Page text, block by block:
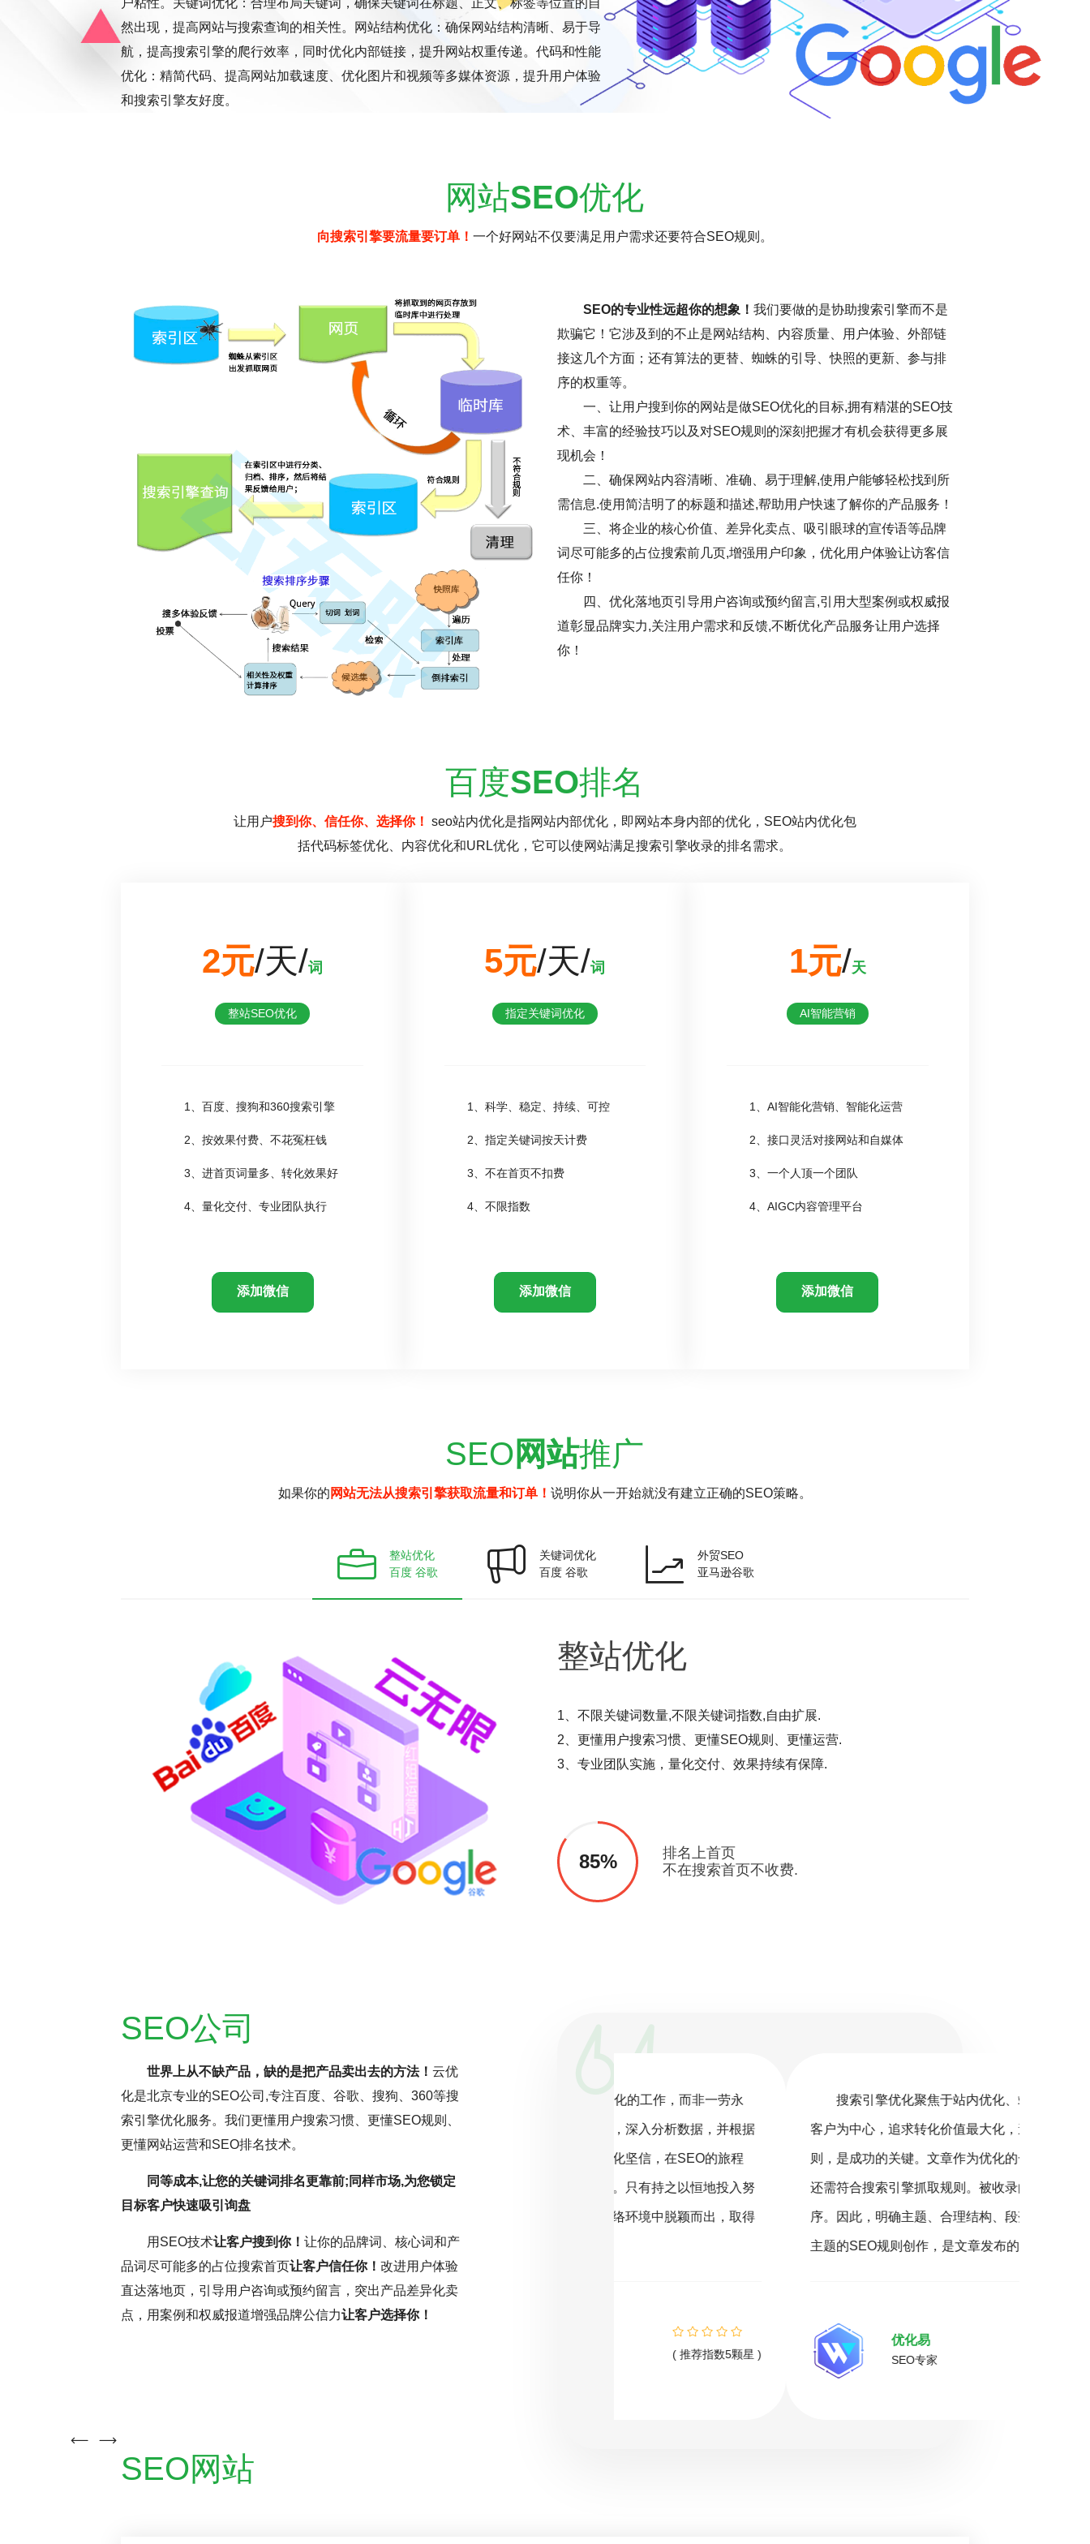
户粘性。关键词优化：合理布局关键词，确保关键词在标题、正文、标签等位置的自
然出现，提高网站与搜索查询的相关性。网站结构优化：确保网站结构清晰、易于导
航，提高搜索引擎的爬行效率，同时优化内部链接，提升网站权重传递。代码和性能
优化：精简代码、提高网站加载速度、优化图片和视频等多媒体资源，提升用户体验
和搜索引擎友好度。
网站SEO优化
向搜索引擎要流量要订单！ 一个好网站不仅要满足用户需求还要符合SEO规则。
SEO的专业性远超你的想象！ 我们要做的是协助搜索引擎而不是
欺骗它！它涉及到的不止是网站结构、内容质量、用户体验、外部链
接这几个方面；还有算法的更替、蜘蛛的引导、快照的更新、参与排
序的权重等。
一、让用户搜到你的网站是做SEO优化的目标,拥有精湛的SEO技
术、丰富的经验技巧以及对SEO规则的深刻把握才有机会获得更多展
现机会！
二、确保网站内容清晰、准确、易于理解,使用户能够轻松找到所
需信息.使用简洁明了的标题和描述,帮助用户快速了解你的产品服务！
三、将企业的核心价值、差异化卖点、吸引眼球的宣传语等品牌
词尽可能多的占位搜索前几页,增强用户印象，优化用户体验让访客信
任你！
四、优化落地页引导用户咨询或预约留言,引用大型案例或权威报
道彰显品牌实力,关注用户需求和反馈,不断优化产品服务让用户选择
你！
百度SEO排名
让用户搜到你、信任你、选择你！ seo站内优化是指网站内部优化，即网站本身内部的优化，SEO站内优化包
括代码标签优化、内容优化和URL优化，它可以使网站满足搜索引擎收录的排名需求。
2元/天/词
整站SEO优化
1、百度、搜狗和360搜索引擎
2、按效果付费、不花冤枉钱
3、进首页词量多、转化效果好
4、量化交付、专业团队执行
添加微信
5元/天/词
指定关键词优化
1、科学、稳定、持续、可控
2、指定关键词按天计费
3、不在首页不扣费
4、不限指数
添加微信
1元/天
AI智能营销
1、AI智能化营销、智能化运营
2、接口灵活对接网站和自媒体
3、一个人顶一个团队
4、AIGC内容管理平台
添加微信
SEO 网站推广
如果你的 网站无法从搜索引擎获取流量和订单！ 说明你从一开始就没有建立正确的SEO策略。
整站优化
百度 谷歌
关键词优化
百度 谷歌
外贸SEO
亚马逊谷歌
整站优化
1、不限关键词数量,不限关键词指数,自由扩展.
2、更懂用户搜索习惯、更懂SEO规则、更懂运营.
3、专业团队实施，量化交付、效果持续有保障.
85%
排名上首页
不在搜索首页不收费.
SEO公司
世界上从不缺产品，缺的是把产品卖出去的方法！云优
化是北京专业的SEO公司,专注百度、谷歌、搜狗、360等搜
索引擎优化服务。我们更懂用户搜索习惯、更懂SEO规则、
更懂网站运营和SEO排名技术。
同等成本,让您的关键词排名更靠前;同样市场,为您锁定
目标客户快速吸引询盘
用SEO技术让客户搜到你！让你的品牌词、核心词和产
品词尽可能多的占位搜索首页让客户信任你！改进用户体验
直达落地页，引导用户咨询或预约留言，突出产品差异化卖
点，用案例和权威报道增强品牌公信力让客户选择你！
，但云优化认为，这更多与网
受多因素影响，但正确思维和
搜索引擎规则，可提升网站转
助力网站取得更好效果。
( 推荐指数5颗星 )
SEO网站优化是一项持续且精细化的工作，而非一劳永
逸。它要求优化师密切关注行业动态，深入分析数据，并根据
中，耐心和毅力是不可或缺的驱动力。只有持之以恒地投入努
更为优异的搜索引擎排名。
搜索引擎优化聚焦于站内优化、站外SEO及搜索体验。以
客户为中心，追求转化价值最大化，遵循用户需求和搜索规
则，是成功的关键。文章作为优化的一环，不仅要满足读者，
还需符合搜索引擎抓取规则。被收录的文章才有机会参与排
序。因此，明确主题、合理结构、段落清晰，并结合关键词与
主题的SEO规则创作，是文章发布的必备要素。
优化易
SEO专家 ( 推荐指数5颗星 )
SEO网站